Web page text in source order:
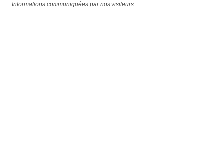
Informations communiquées par nos visiteurs.